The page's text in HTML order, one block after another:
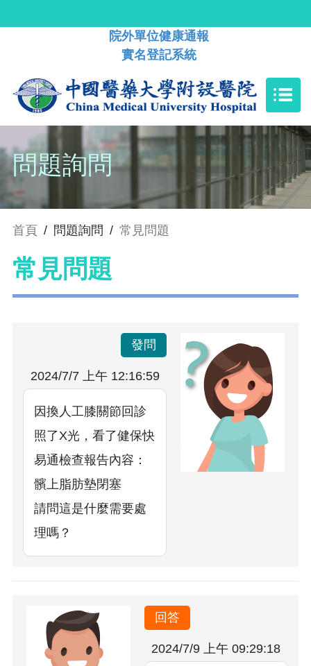
院外單位健康通報
實名登記系統
問題詢問
首頁 / 問題詢問 / 常見問題
常見問題
發問
2024/7/7 上午 12:16:59
因換人工膝關節回診
照了X光，看了健保快
易通檢查報告內容：
髕上脂肪墊閉塞
請問這是什麼需要處
理嗎？
回答
2024/7/9 上午 09:29:18